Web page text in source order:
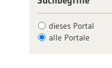
dieses Portal
alle Portale